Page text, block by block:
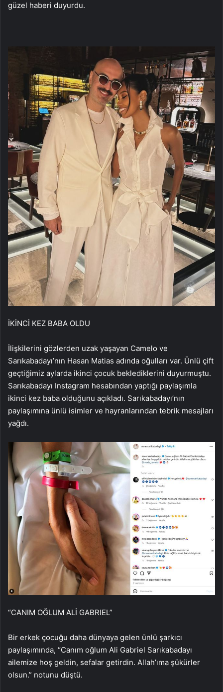
güzel haberi duyurdu.
İKİNCİ KEZ BABA OLDU
İlişkilerini gözlerden uzak yaşayan Camelo ve
Sarıkabadayı’nın Hasan Matias adında oğulları var. Ünlü çift
geçtiğimiz aylarda ikinci çocuk beklediklerini duyurmuştu.
Sarıkabadayı Instagram hesabından yaptığı paylaşımla
ikinci kez baba olduğunu açıkladı. Sarıkabadayı’nın
paylaşımına ünlü isimler ve hayranlarından tebrik mesajları
yağdı.
“CANIM OĞLUM ALİ GABRIEL”
Bir erkek çocuğu daha dünyaya gelen ünlü şarkıcı
paylaşımında, “Canım oğlum Ali Gabriel Sarıkabadayı
ailemize hoş geldin, sefalar getirdin. Allah’ıma şükürler
olsun.” notunu düştü.